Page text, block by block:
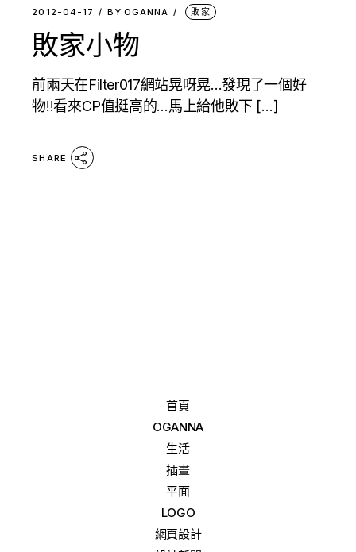
2012-04-17 BY OGANNA 敗家
敗家小物
前兩天在Filter017網站晃呀晃…發現了一個好
物!!看來CP值挺高的…馬上給他敗下 […]
SHARE
首頁
OGANNA
生活
插畫
平面
LOGO
網頁設計